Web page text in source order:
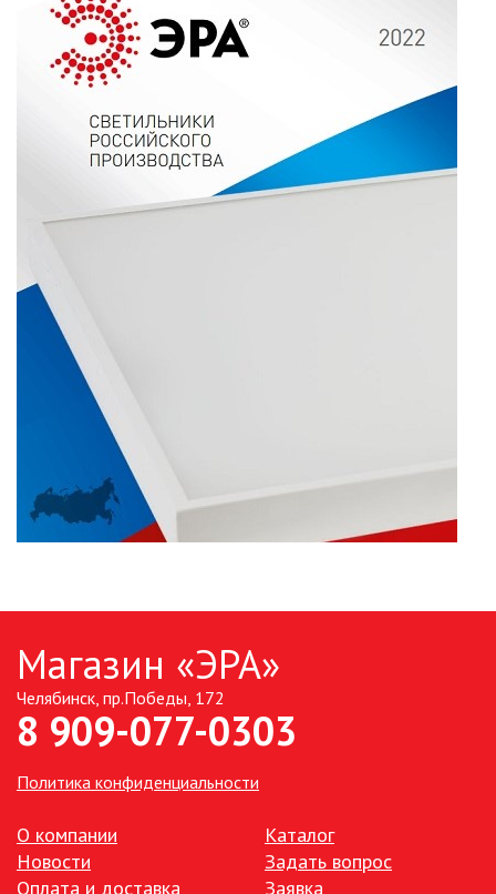
Магазин «ЭРА»
Челябинск, пр.Победы, 172
8 909-077-0303
Политика конфиденциальности
О компании
Новости
Оплата и доставка
Каталог
Задать вопрос
Заявка